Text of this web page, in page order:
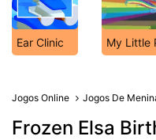
Ear Clinic My Little
Jogos Online Jogos De
Frozen Elsa